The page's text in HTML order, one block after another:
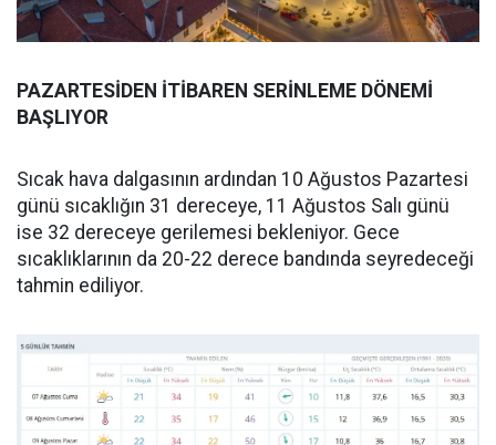
PAZARTESİDEN İTİBAREN SERİNLEME DÖNEMİ
BAŞLIYOR
Sıcak hava dalgasının ardından 10 Ağustos Pazartesi
günü sıcaklığın 31 dereceye, 11 Ağustos Salı günü
ise 32 dereceye gerilemesi bekleniyor. Gece
sıcaklıklarının da 20-22 derece bandında seyredeceği
tahmin ediliyor.